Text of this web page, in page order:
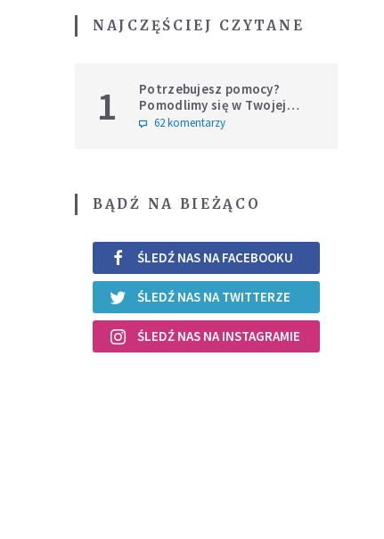
NAJCZĘŚCIEJ CZYTANE
1
Potrzebujesz pomocy?
Pomodlimy się w Twojej
intencji
62 komentarzy
BĄDŹ NA BIEŻĄCO
ŚLEDŹ NAS NA FACEBOOKU
ŚLEDŹ NAS NA TWITTERZE
ŚLEDŹ NAS NA INSTAGRAMIE